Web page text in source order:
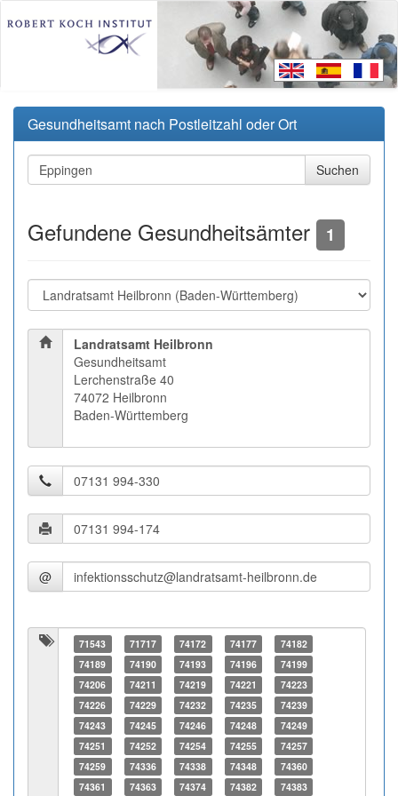
Gesundheitsamt nach Postleitzahl oder Ort
Gefundene Gesundheitsämter 1
Landratsamt Heilbronn
Gesundheitsamt
Lerchenstraße 40
74072 Heilbronn
Baden-Württemberg
@
71543 71717 74172 74177
74182
74189
74190 74193 74196
74199
74206
74211 74219 74221
74223
74226
74229 74232 74235
74239
74243
74245 74246 74248
74249
74251
74252 74254 74255
74257
74259
74336 74338 74348
74360
74361
74363 74374 74382 74383